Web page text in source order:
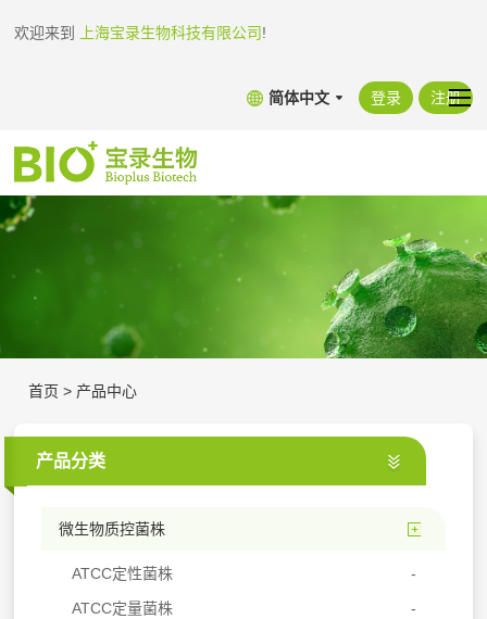
欢迎来到 上海宝录生物科技有限公司!
简体中文 登录 注册
首页 > 产品中心
产品分类
微生物质控菌株
ATCC定性菌株
ATCC定量菌株